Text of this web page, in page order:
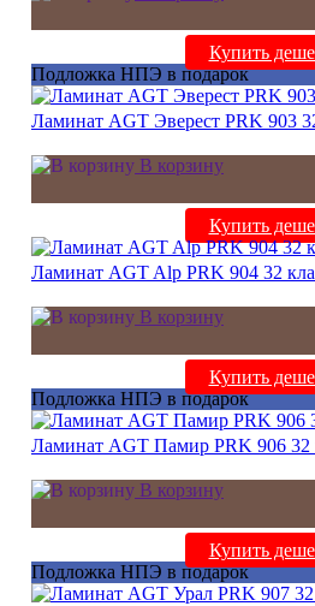
Купить
Подложка НПЭ в подарок
Ламинат AGT Эверест PRK 903
В корзину
Купить
Ламинат AGT Alp PRK 904 32
В корзину
Купить
Подложка НПЭ в подарок
Ламинат AGT Памир PRK 906 32
В корзину
Купить
Подложка НПЭ в подарок